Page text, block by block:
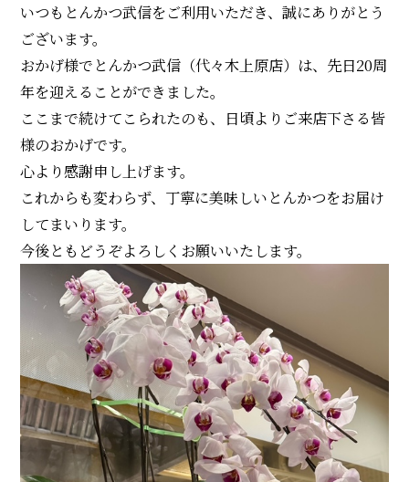
いつもとんかつ武信をご利用いただき、誠にありがとう
ございます。
おかげ様でとんかつ武信（代々木上原店）は、先日20周
年を迎えることができました。
ここまで続けてこられたのも、日頃よりご来店下さる皆
様のおかげです。
心より感謝申し上げます。
これからも変わらず、丁寧に美味しいとんかつをお届け
してまいります。
今後ともどうぞよろしくお願いいたします。